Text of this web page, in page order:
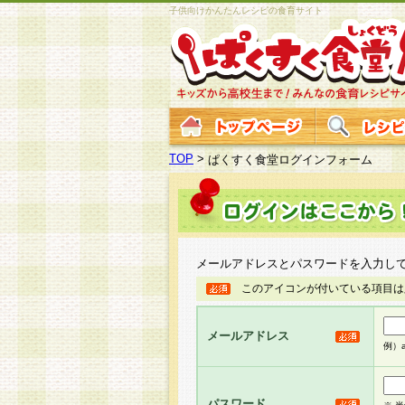
子供向けかんたんレシピの食育サイト
TOP >ぱくすく食堂ログインフォーム
メールアドレスとパスワードを入力し
このアイコンが付いている項目
メールアドレス
例）